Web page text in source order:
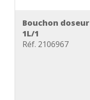
Bouchon
1L/1
Réf. 2106967